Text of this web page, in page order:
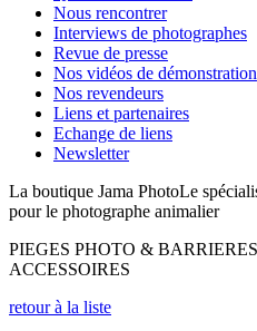
Nous rencontrer
Interviews de photographes
Revue de presse
Nos vidéos de démonstration
Nos revendeurs
Liens et partenaires
Echange de liens
Newsletter
La boutique Jama PhotoLe
pour le photographe animalier
PIEGES PHOTO & BARRIERES
ACCESSOIRES
retour à la liste